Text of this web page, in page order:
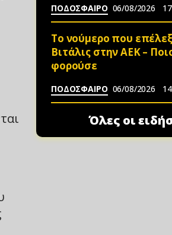
ΠΟΔΟΣΦΑΙΡΟ 06/08/2026
Το νούμερο που
Βιτάλις στην ΑΕΚ –
φορούσε
ΠΟΔΟΣΦΑΙΡΟ 06/08/2026
Όλες οι